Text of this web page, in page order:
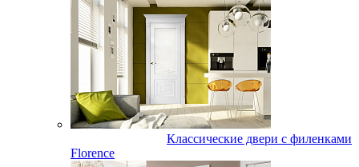
Классические двери с филенками
Florence